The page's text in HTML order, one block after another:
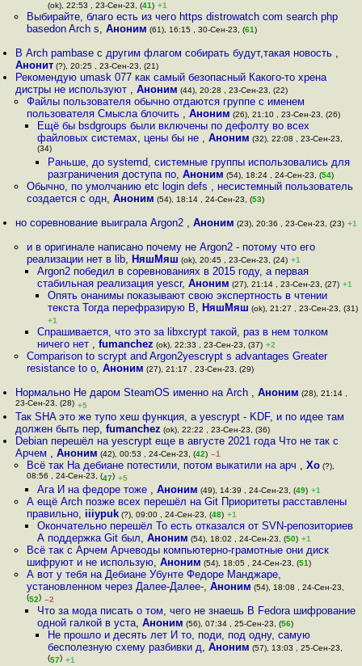
(ok), 22:53 , 23-Сен-23, (41) +1
Выбирайте, благо есть из чего https distrowatch com search php
basedon Arch s, Аноним (61), 16:15 , 30-Сен-23, (61)
В Arch pambase с другим флагом собирать будут,такая новость ,
Анонит (?), 20:25 , 23-Сен-23, (21)
Рекомендую umask 077 как самый безопасный Какого-то хрена
дистры не используют ,Аноним (44), 20:28 , 23-Сен-23, (22)
Файлы пользователя обычно отдаются группе с именем
пользователя Смысла блочить , Аноним (26), 21:10 , 23-Сен-23, (26)
Ещё бы bsdgroups были включены по дефолту во всех
файловых системах, цены бы не , Аноним (32), 22:08 , 23-Сен-23,
(34)
Раньше, до systemd, системные группы использовались для
разграничения доступа по,Аноним (54), 18:24 , 24-Сен-23, (54)
Обычно, по умолчанию etc login defs , несистемный пользователь
создается с одн, Аноним (54), 18:14 , 24-Сен-23, (53)
но соревнование выиграла Argon2 ,Аноним (23), 20:36 , 23-Сен-23, (23) +1
и в оригинале написано почему не Argon2 - потому что его
реализации нет в lib, НяшМяш (ok), 20:45 , 23-Сен-23, (24) +1
Argon2 победил в соревнованиях в 2015 году, а первая
стабильная реализация yescr, Аноним (27), 21:14 , 23-Сен-23, (27) +1
Опять онанимы показывают свою экспертность в чтении
текста Тогда перефразирую В, НяшМяш (ok), 21:27 , 23-Сен-23, (31)
+1
Спрашивается, что это за libxcrypt такой, раз в нем толком
ничего нет , fumanchez (ok), 22:33 , 23-Сен-23, (37) +2
Comparison to scrypt and Argon2yescrypt s advantages Greater
resistance to o, Аноним (27), 21:17 , 23-Сен-23, (29)
Нормально Не даром SteamOS именно на Arch ,Аноним (28), 21:14 ,
23-Сен-23, (28) +5
Так SHA это же тупо хеш функция, а yescrypt - KDF, и по идее там
должен быть пер,fumanchez (ok), 22:22 , 23-Сен-23, (36)
Debian перешёл на yescrypt еще в августе 2021 года Что не так с
Арчем ,Аноним (42), 00:53 , 24-Сен-23, (42) –1
Всё так На дебиане потестили, потом выкатили на арч , Xo(?),
08:56 , 24-Сен-23, (47) +5
Ага И на федоре тоже , Аноним (49), 14:39 , 24-Сен-23, (49) +1
А ещё Arch позже всех перешёл на Git Приоритеты расставлены
правильно, iiiypuk(?), 09:00 , 24-Сен-23, (48) +1
Окончательно перешёл То есть отказался от SVN-репозиториев
А поддержка Git был, Аноним (54), 18:02 , 24-Сен-23, (50) +1
Всё так с Арчем Арчеводы компьютерно-грамотные они диск
шифруют и не использую, Аноним (54), 18:05 , 24-Сен-23, (51)
А вот у тебя на Дебиане Убунте Федоре Манджаре,
установленном через Далее-Далее-, Аноним (54), 18:08 , 24-Сен-23,
(52) –2
Что за мода писать о том, чего не знаешь В Fedora шифрование
одной галкой в уста, Аноним (56), 07:34 , 25-Сен-23, (56)
Не прошло и десять лет И то, поди, под одну, самую
бесполезную схему разбивки д,Аноним (57), 13:03 , 25-Сен-23,
(57) +1